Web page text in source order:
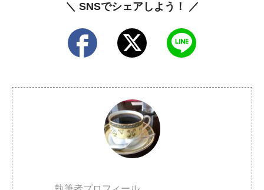
＼ SNSでシェアしよう！ ／